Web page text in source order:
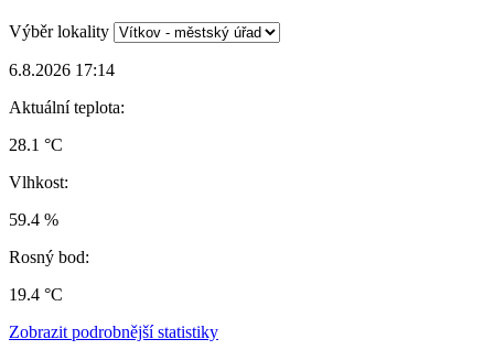
Výběr lokality
6.8.2026 17:14
Aktuální teplota:
28.1 °C
Vlhkost:
59.4 %
Rosný bod:
19.4 °C
Zobrazit podrobnější statistiky